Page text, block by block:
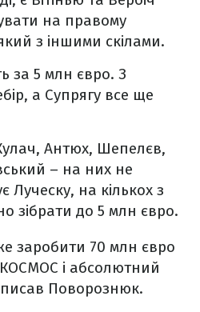
на правому
з іншими скілами.
за 5 млн євро. З
а Супрягу все ще
Антюх, Шепелєв,
– на них не
Луческу, на кількох з
зібрати до 5 млн євро.
заробити 70 млн євро
і абсолютний
Поворознюк.